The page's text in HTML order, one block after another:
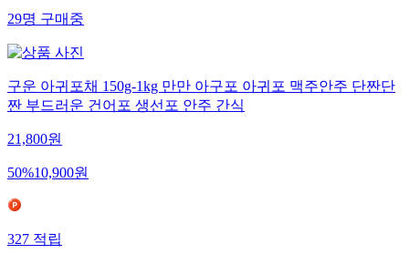
29명구매중
구운 아귀포채 150g-1kg 만만 아구포 아귀포 맥주안주 단짠단
짠 부드러운 건어포 생선포 안주 간식
21,800원
50%10,900원
327적립